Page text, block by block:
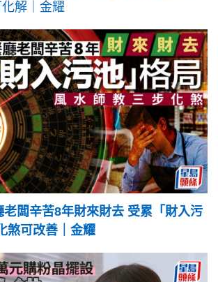
解｜金耀
老闆辛苦8年財來財去 受累「財入污
煞可改善｜金耀